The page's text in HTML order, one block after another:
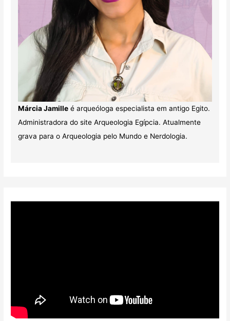
Márcia Jamilleé arqueóloga especialista em antigo Egito.
Administradora do site Arqueologia Egípcia. Atualmente
grava para o Arqueologia pelo Mundo e Nerdologia.